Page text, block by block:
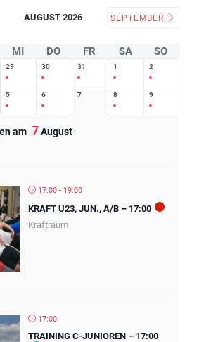
AUGUST 2026 SEPTEMBER
MI DO FR SA SO
29 30 31 1 2
5 6 7 8 9
am 7August
17:00 - 19:00
KRAFT U23, JUN., A/B – 17:00
Kraftraum
17:00
TRAINING C-JUNIOREN – 17:00